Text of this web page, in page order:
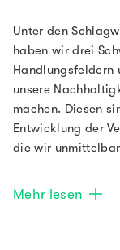
Unter den
haben wir drei
Handlungsfeldern
unsere
machen. Diesen
Entwicklung der
die wir
Mehr lesen